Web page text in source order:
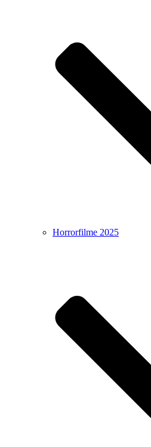
Horrorfilme 2025